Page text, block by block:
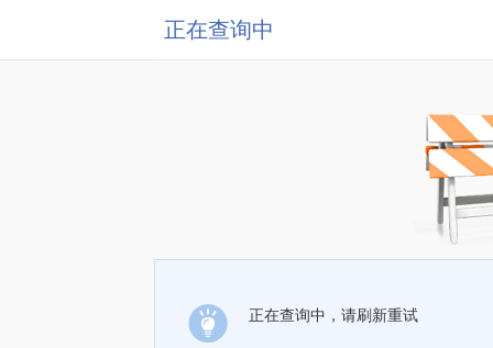
正在查询中
正在查询中，请刷新重试